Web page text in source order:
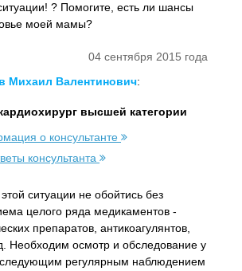
? Помогите, есть ли шансы
моей мамы?
04 сентября 2015 года
Михаил Валентинович:
высшей категории
о консультанте
консультанта
ситуации не обойтись без
целого ряда медикаментов -
препаратов, антикоагулянтов,
Необходим осмотр и обследование у
регулярным наблюдением